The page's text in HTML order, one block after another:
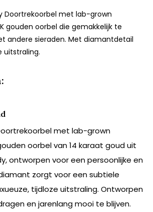
Doortrekoorbel met lab-grown
gouden oorbel die gemakkelijk te
andere sieraden. Met diamantdetail
uitstraling.
met lab-grown
oorbel van 14 karaat goud uit
ontworpen voor een persoonlijke en
zorgt voor een subtiele
tijdloze uitstraling. Ontworpen
en jarenlang mooi te blijven.